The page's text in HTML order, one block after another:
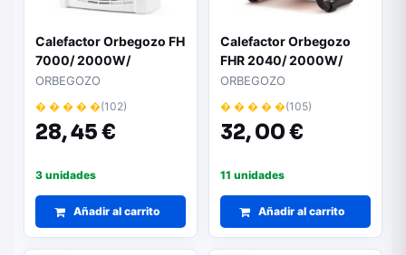
Calefactor Orbegozo FH
7000/ 2000W/
Termostato Regulable
ORBEGOZO
� � � � �(102)
28,45 €
3 unidades
Añadir al carrito
Calefactor Orbegozo
FHR 2040/ 2000W/
Termostato Regulable
ORBEGOZO
� � � � �(105)
32,00 €
11 unidades
Añadir al carrito